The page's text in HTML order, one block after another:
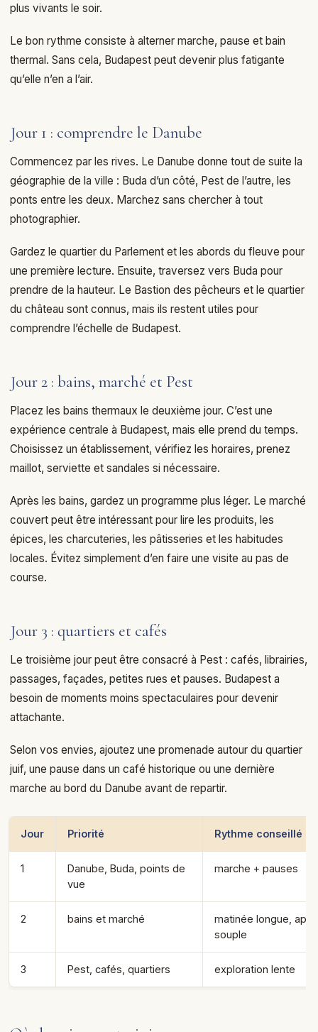
plus vivants le soir.
Le bon rythme consiste à alterner marche, pause et bain
thermal. Sans cela, Budapest peut devenir plus fatigante
qu’elle n’en a l’air.
Jour 1 : comprendre le Danube
Commencez par les rives. Le Danube donne tout de suite la
géographie de la ville : Buda d’un côté, Pest de l’autre, les
ponts entre les deux. Marchez sans chercher à tout
photographier.
Gardez le quartier du Parlement et les abords du fleuve pour
une première lecture. Ensuite, traversez vers Buda pour
prendre de la hauteur. Le Bastion des pêcheurs et le quartier
du château sont connus, mais ils restent utiles pour
comprendre l’échelle de Budapest.
Jour 2 : bains, marché et Pest
Placez les bains thermaux le deuxième jour. C’est une
expérience centrale à Budapest, mais elle prend du temps.
Choisissez un établissement, vérifiez les horaires, prenez
maillot, serviette et sandales si nécessaire.
Après les bains, gardez un programme plus léger. Le marché
couvert peut être intéressant pour lire les produits, les
épices, les charcuteries, les pâtisseries et les habitudes
locales. Évitez simplement d’en faire une visite au pas de
course.
Jour 3 : quartiers et cafés
Le troisième jour peut être consacré à Pest : cafés, librairies,
passages, façades, petites rues et pauses. Budapest a
besoin de moments moins spectaculaires pour devenir
attachante.
Selon vos envies, ajoutez une promenade autour du quartier
juif, une pause dans un café historique ou une dernière
marche au bord du Danube avant de repartir.
Jour Priorité Rythme conseillé
1
Danube, Buda, points de
vue
marche + pauses
2 bains et marché
matinée longue,
souple
3 Pest, cafés, quartiers exploration lente